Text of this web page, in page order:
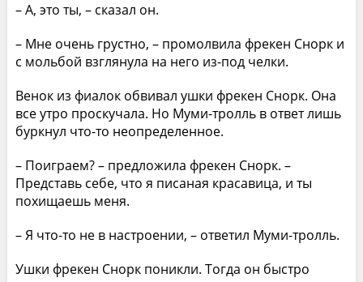
– А, это ты, – сказал он.
– Мне очень грустно, – промолвила фрекен Снорк и
с мольбой взглянула на него из-под челки.
Венок из фиалок обвивал ушки фрекен Снорк. Она
все утро проскучала. Но Муми-тролль в ответ лишь
буркнул что-то неопределенное.
– Поиграем? – предложила фрекен Снорк. –
Представь себе, что я писаная красавица, и ты
похищаешь меня.
– Я что-то не в настроении, – ответил Муми-тролль.
Ушки фрекен Снорк поникли. Тогда он быстро